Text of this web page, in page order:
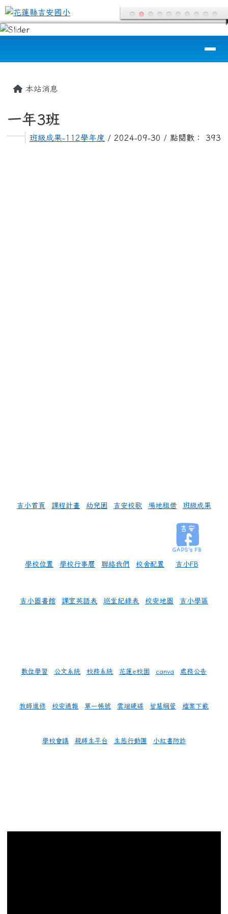
跳至主內容區
花蓮縣吉安國小
本站消息
一年3班
班級成果-112學年度 / 2024-09-30 / 點閱數： 393
吉小首頁 課程計畫 幼兒園 吉安校歌 場地租借 班級成果
學校位置 學校行事曆 聯絡我們 校舍配置 吉小FB
吉小圖書館 課室英語表 巡堂紀錄表 校安地圖 吉小學區
數位學習 公文系統 校務系統 花蓮e校園 canva 處務公告
教師進修 校安通報 單一帳號 雲端硬碟 智慧網管 檔案下載
學校會議 親師生平台 生態行動團 小紅書防詐